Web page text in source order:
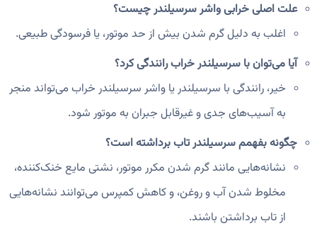
علت اصلی خرابی واشر سرسیلندر چیست؟
اغلب به دلیل گرم شدن بیش از حد موتور، یا فرسودگی طبیعی.
آیا می‌توان با سرسیلندر خراب رانندگی کرد؟
خیر، رانندگی با سرسیلندر یا واشر سرسیلندر خراب می‌تواند منجر
به آسیب‌های جدی و غیرقابل جبران به موتور شود.
چگونه بفهمم سرسیلندر تاب برداشته است؟
نشانه‌هایی مانند گرم شدن مکرر موتور، نشتی مایع خنک‌کننده،
مخلوط شدن آب و روغن، و کاهش کمپرس می‌توانند نشانه‌هایی
از تاب برداشتن باشند.